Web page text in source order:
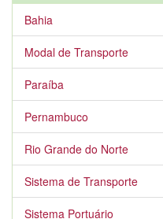
Bahia
Modal de Transporte
Paraíba
Pernambuco
Rio Grande do Norte
Sistema de Transporte
Sistema Portuário